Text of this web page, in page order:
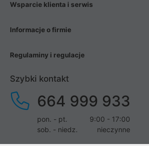
Wsparcie klienta i serwis
Informacje o firmie
Regulaminy i regulacje
Szybki kontakt
664 999 933
pon. - pt.
9:00 - 17:00
sob. - niedz.
nieczynne